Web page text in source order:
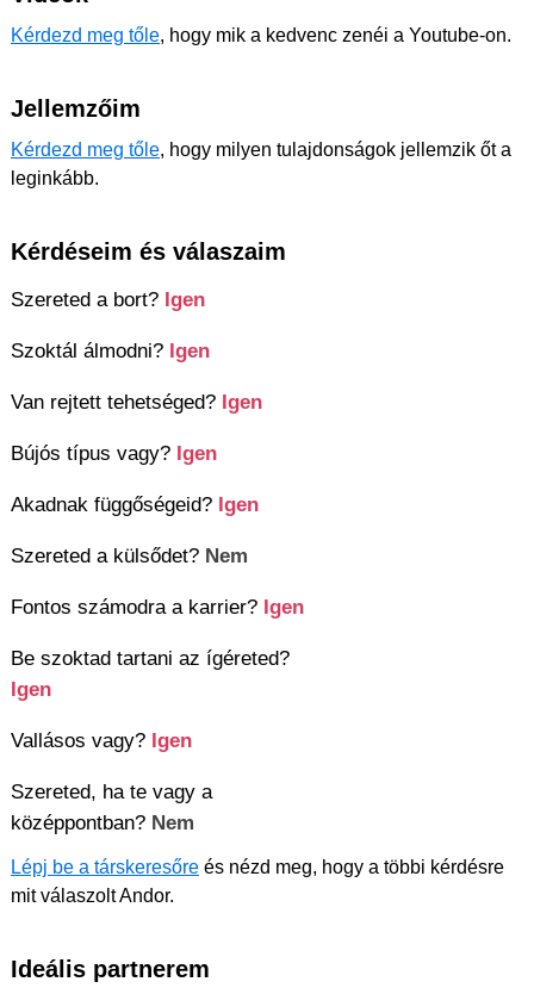
Kérdezd meg tőle, hogy mik a kedvenc zenéi a Youtube-on.
Jellemzőim
Kérdezd meg tőle, hogy milyen tulajdonságok jellemzik őt a
leginkább.
Kérdéseim és válaszaim
Szereted a bort? Igen
Szoktál álmodni? Igen
Van rejtett tehetséged? Igen
Bújós típus vagy? Igen
Akadnak függőségeid? Igen
Szereted a külsődet? Nem
Fontos számodra a karrier? Igen
Be szoktad tartani az ígéreted?
Igen
Vallásos vagy? Igen
Szereted, ha te vagy a
középpontban? Nem
Lépj be a társkeresőre és nézd meg, hogy a többi kérdésre
mit válaszolt Andor.
Ideális partnerem